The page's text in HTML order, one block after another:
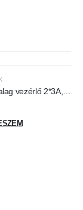
vezérlő 2*3A,